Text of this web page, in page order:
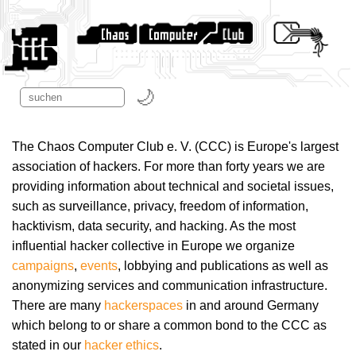
The Chaos Computer Club e. V. (CCC) is Europe's largest
association of hackers. For more than forty years we are
providing information about technical and societal issues,
such as surveillance, privacy, freedom of information,
hacktivism, data security, and hacking. As the most
influential hacker collective in Europe we organize
campaigns, events, lobbying and publications as well as
anonymizing services and communication infrastructure.
There are many hackerspaces in and around Germany
which belong to or share a common bond to the CCC as
stated in our hacker ethics.